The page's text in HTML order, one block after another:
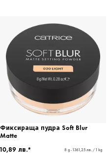
Фиксираща пудра Soft Blur
Matte
10,89 лв.*
8 g - 1361,25 лв. / 1 kg